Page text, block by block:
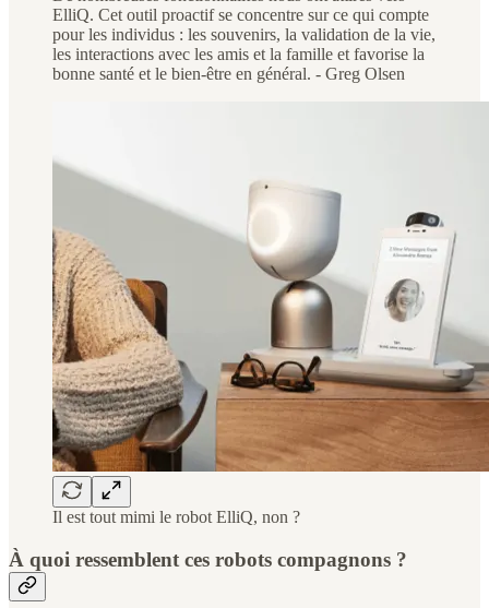
ElliQ. Cet outil proactif se concentre sur ce qui compte
pour les individus : les souvenirs, la validation de la vie,
les interactions avec les amis et la famille et favorise la
bonne santé et le bien-être en général. - Greg Olsen
Il est tout mimi le robot ElliQ, non ?
À quoi ressemblent ces robots compagnons ?